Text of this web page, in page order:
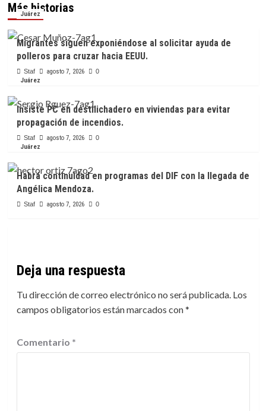
Más historias
Juárez
Migrantes siguen exponiéndose al solicitar ayuda de
polleros para cruzar hacia EEUU.
Staf agosto 7, 2026 0
Juárez
Insiste PC en destilichadero en viviendas para evitar
propagación de incendios.
Staf agosto 7, 2026 0
Juárez
Habrá continuidad en programas del DIF con la llegada de
Angélica Mendoza.
Staf agosto 7, 2026 0
Deja una respuesta
Tu dirección de correo electrónico no será publicada. Los
campos obligatorios están marcados con*
Comentario *